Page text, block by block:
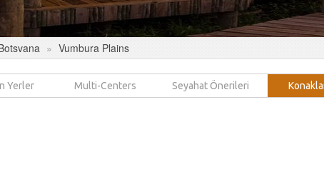
Vumbura Plains
Yerler Multi-Centers Seyahat Önerileri